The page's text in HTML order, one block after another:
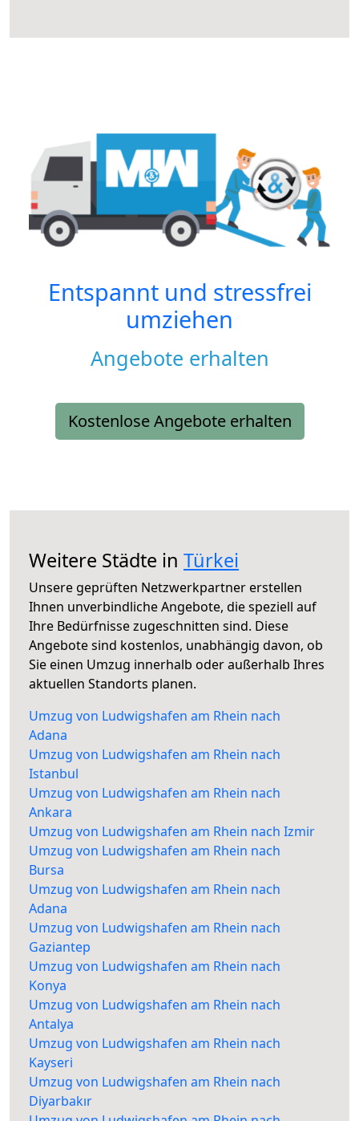
Entspannt und stressfrei
umziehen
Angebote erhalten
Kostenlose Angebote erhalten
Weitere Städte in Türkei
Unsere geprüften Netzwerkpartner erstellen
Ihnen unverbindliche Angebote, die speziell auf
Ihre Bedürfnisse zugeschnitten sind. Diese
Angebote sind kostenlos, unabhängig davon, ob
Sie einen Umzug innerhalb oder außerhalb Ihres
aktuellen Standorts planen.
Umzug von Ludwigshafen am Rhein nach
Adana
Umzug von Ludwigshafen am Rhein nach
Istanbul
Umzug von Ludwigshafen am Rhein nach
Ankara
Umzug von Ludwigshafen am Rhein nach Izmir
Umzug von Ludwigshafen am Rhein nach
Bursa
Umzug von Ludwigshafen am Rhein nach
Adana
Umzug von Ludwigshafen am Rhein nach
Gaziantep
Umzug von Ludwigshafen am Rhein nach
Konya
Umzug von Ludwigshafen am Rhein nach
Antalya
Umzug von Ludwigshafen am Rhein nach
Kayseri
Umzug von Ludwigshafen am Rhein nach
Diyarbakır